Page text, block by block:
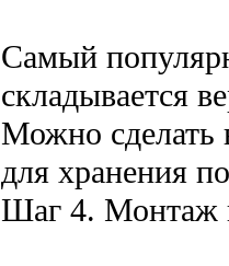
Самый
складывается
Можно
для хранения
Шаг 4. Монтаж